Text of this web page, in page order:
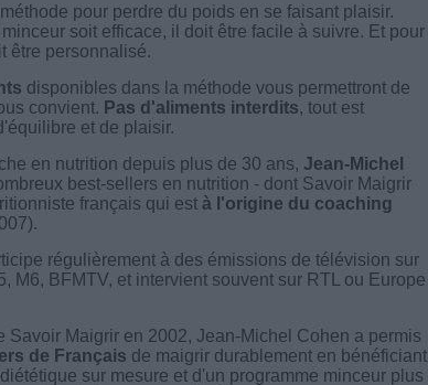
pour perdre du poids en se faisant plaisir.
minceur soit efficace, il doit être facile à suivre. Et pour
être personnalisé.
disponibles dans la méthode vous permettront de
convient. Pas d'aliments interdits, tout est
et de plaisir.
en nutrition depuis plus de 30 ans, Jean-Michel
best-sellers en nutrition - dont Savoir Maigrir
français qui est à l'origine du coaching
régulièrement à des émissions de télévision sur
M6, BFMTV, et intervient souvent sur RTL ou Europe
Savoir Maigrir en 2002, Jean-Michel Cohen a permis
de Français de maigrir durablement en bénéficiant
sur mesure et d'un programme minceur plus